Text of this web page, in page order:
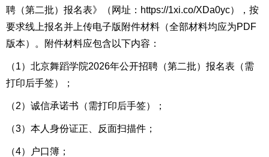
聘（第二批）报名表》（网址：https://1xi.co/XDa0yc），按
要求线上报名并上传电子版附件材料（全部材料均应为PDF
版本）。附件材料应包含以下内容：
（1）北京舞蹈学院2026年公开招聘（第二批）报名表（需
打印后手签）；
（2）诚信承诺书（需打印后手签）；
（3）本人身份证正、反面扫描件；
（4）户口簿；